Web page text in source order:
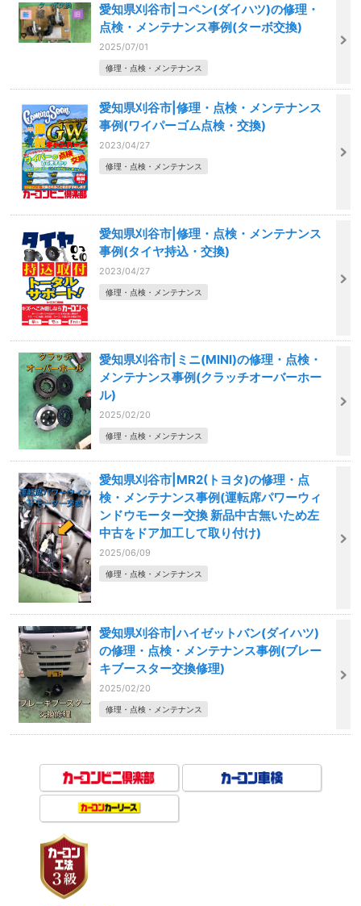
愛知県刈谷市|コペン(ダイハツ)の修理・
点検・メンテナンス事例(ターボ交換)
2025/07/01
修理・点検・メンテナンス
愛知県刈谷市|修理・点検・メンテナンス
事例(ワイパーゴム点検・交換)
2023/04/27
修理・点検・メンテナンス
愛知県刈谷市|修理・点検・メンテナンス
事例(タイヤ持込・交換)
2023/04/27
修理・点検・メンテナンス
愛知県刈谷市|ミニ(MINI)の修理・点検・
メンテナンス事例(クラッチオーバーホー
ル)
2025/02/20
修理・点検・メンテナンス
愛知県刈谷市|MR2(トヨタ)の修理・点
検・メンテナンス事例(運転席パワーウィ
ンドウモーター交換 新品中古無いため左
中古をドア加工して取り付け)
2025/06/09
修理・点検・メンテナンス
愛知県刈谷市|ハイゼットバン(ダイハツ)
の修理・点検・メンテナンス事例(ブレー
キブースター交換修理)
2025/02/20
修理・点検・メンテナンス